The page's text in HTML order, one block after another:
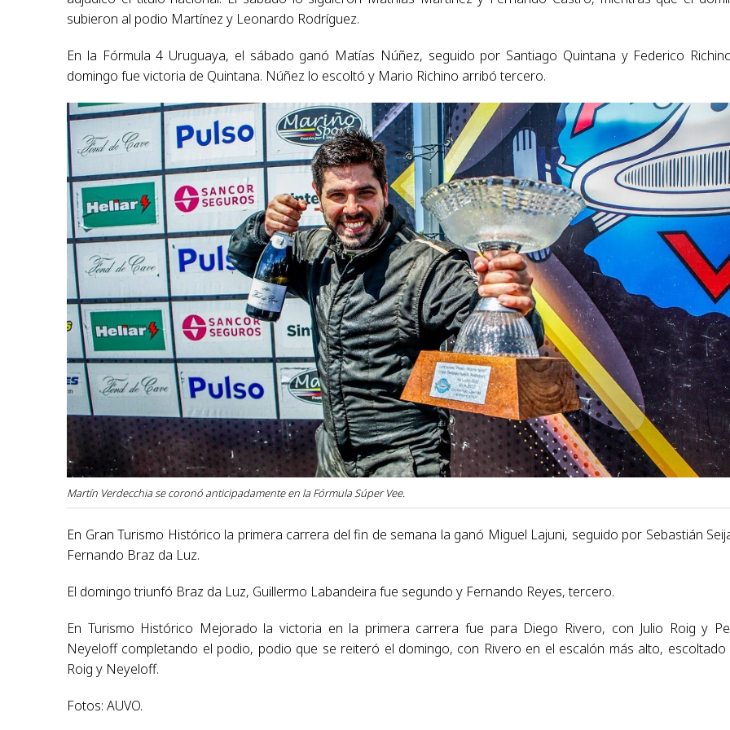
subieron al podio Martínez y Leonardo Rodríguez.
En la Fórmula 4 Uruguaya, el sábado ganó Matías Núñez, seguido por Santiago Quintana y Federico
domingo fue victoria de Quintana. Núñez lo escoltó y Mario Richino arribó tercero.
Martín Verdecchia se coronó anticipadamente en la Fórmula Súper Vee.
En Gran Turismo Histórico la primera carrera del fin de semana la ganó Miguel Lajuni, seguido por Sebastián
Fernando Braz da Luz.
El domingo triunfó Braz da Luz, Guillermo Labandeira fue segundo y Fernando Reyes, tercero.
En Turismo Histórico Mejorado la victoria en la primera carrera fue para Diego Rivero, con Julio Roig y
Neyeloff completando el podio, podio que se reiteró el domingo, con Rivero en el escalón más alto,
Roig y Neyeloff.
Fotos: AUVO.